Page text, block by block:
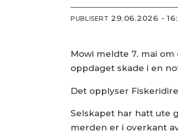
PUBLISERT 29.06.2026 -
Mowi meldte 7. mai
oppdaget skade i en
Det opplyser
Selskapet har hatt ute
merden er i overkant